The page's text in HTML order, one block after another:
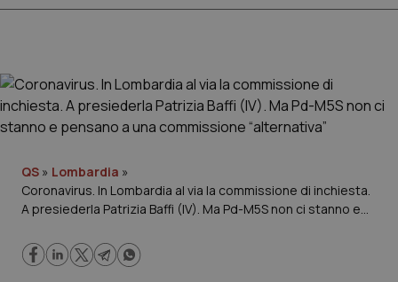
Cronache
Governo e Parlamento
Regioni e Asl
Lavoro e Professioni
QS » Lombardia »
Coronavirus. In Lombardia al via la commissione di inchiesta.
A presiederla Patrizia Baffi (IV). Ma Pd-M5S non ci stanno e